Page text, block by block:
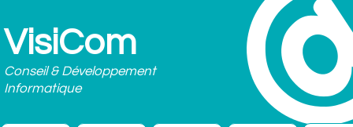
VisiCom
Conseil & Développement
Informatique